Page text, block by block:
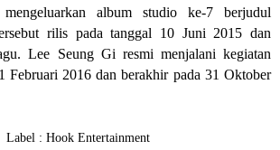
mengeluarkan album studio ke-7 berjudul
rilis pada tanggal 10 Juni 2015 dan
Lee Seung Gi resmi menjalani kegiatan
Februari 2016 dan berakhir pada 31 Oktober
Label : Hook Entertainment